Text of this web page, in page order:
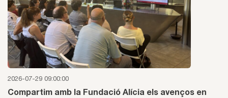
2026-07-29 09:00:00
Compartim amb la Fundació Alícia els avenços en